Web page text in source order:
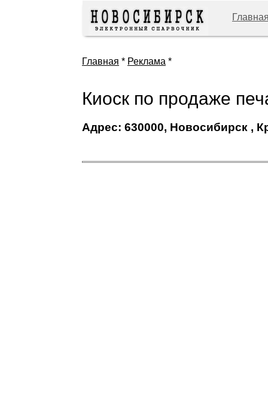
Главная * Реклама *
Киоск по продаже
Адрес: 630000, Новосибирск ,